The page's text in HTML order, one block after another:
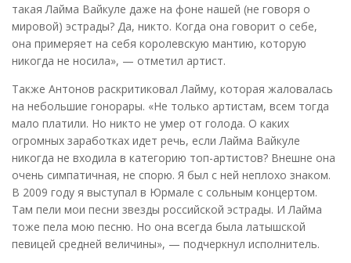
такая Лайма Вайкуле даже на фоне нашей (не говоря о
мировой) эстрады? Да, никто. Когда она говорит о себе,
она примеряет на себя королевскую мантию, которую
никогда не носила», — отметил артист.
Также Антонов раскритиковал Лайму, которая жаловалась
на небольшие гонорары. «Не только артистам, всем тогда
мало платили. Но никто не умер от голода. О каких
огромных заработках идет речь, если Лайма Вайкуле
никогда не входила в категорию топ-артистов? Внешне она
очень симпатичная, не спорю. Я был с ней неплохо знаком.
В 2009 году я выступал в Юрмале с сольным концертом.
Там пели мои песни звезды российской эстрады. И Лайма
тоже пела мою песню. Но она всегда была латышской
певицей средней величины», — подчеркнул исполнитель.